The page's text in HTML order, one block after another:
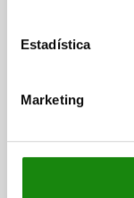
Estadística
Marketing